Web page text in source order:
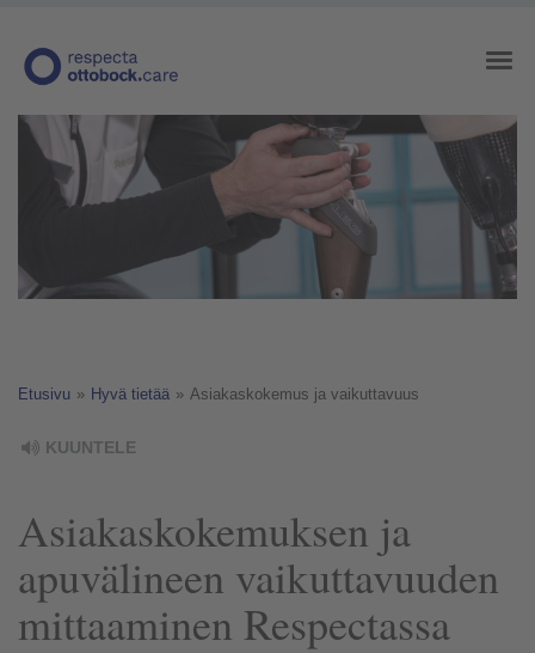
Etusivu » Hyvä tietää » Asiakaskokemus ja vaikuttavuus
KUUNTELE
Asiakaskokemuksen ja
apuvälineen vaikuttavuuden
mittaaminen Respectassa